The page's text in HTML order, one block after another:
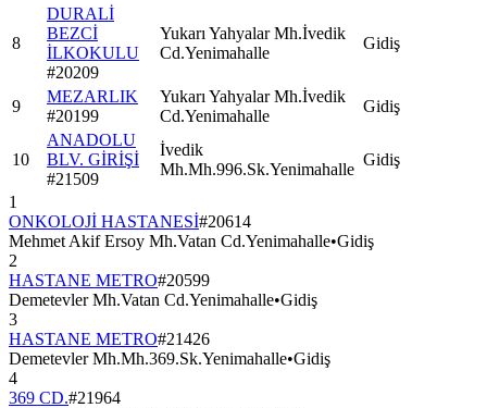
8
DURALİ
BEZCİ
İLKOKULU
#20209
Yukarı Yahyalar Mh.İvedik
Cd.Yenimahalle
Gidiş
9
MEZARLIK
#20199
Yukarı Yahyalar Mh.İvedik
Cd.Yenimahalle
Gidiş
10
ANADOLU
BLV. GİRİŞİ
#21509
İvedik
Mh.Mh.996.Sk.Yenimahalle
Gidiş
1
ONKOLOJİ HASTANESİ#20614
Mehmet Akif Ersoy Mh.Vatan Cd.Yenimahalle•Gidiş
2
HASTANE METRO#20599
Demetevler Mh.Vatan Cd.Yenimahalle•Gidiş
3
HASTANE METRO#21426
Demetevler Mh.Mh.369.Sk.Yenimahalle•Gidiş
4
369 CD.#21964